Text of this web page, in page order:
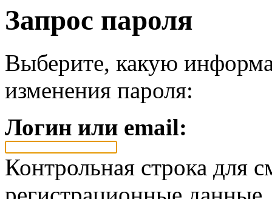
Запрос пароля
Выберите, какую
изменения пароля:
Логин или email:
Контрольная строка для